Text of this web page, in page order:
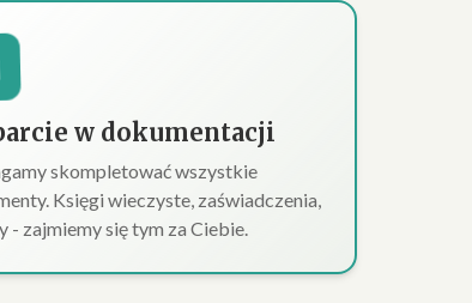
w dokumentacji
skompletować wszystkie
Księgi wieczyste, zaświadczenia,
- zajmiemy się tym za Ciebie.